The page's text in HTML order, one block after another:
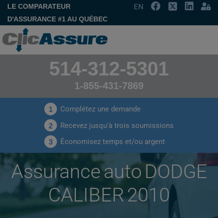
LE COMPARATEUR
D'ASSURANCE #1 AU QUÉBEC
EN
514-312-5301
1-855-431-7869
1 Complétez une demande
2 Recevez jusqu'à trois soumissions
3 Économisez temps et/ou argent
Assurance auto DODGE
CALIBER 2010